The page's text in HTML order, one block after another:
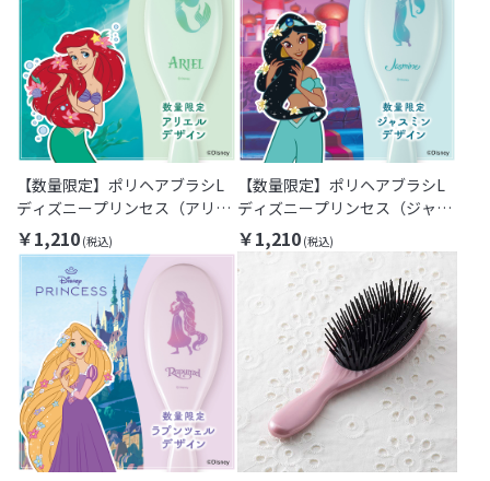
【数量限定】ポリヘアブラシL
ディズニープリンセス（アリエ
ル）
￥1,210
【数量限定】ポリヘアブラシL
ディズニープリンセス（ジャス
ミン）
￥1,210